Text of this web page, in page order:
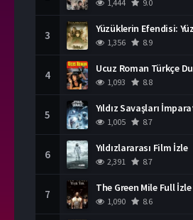
1,444 9.0
3
1,356 8.9
4 Ucuz Roman Türkçe
1,093 8.8
5
1,005 8.7
6 Yıldızlararası Film İzle
2,391 8.7
7 The Green Mile Full
1,090 8.6